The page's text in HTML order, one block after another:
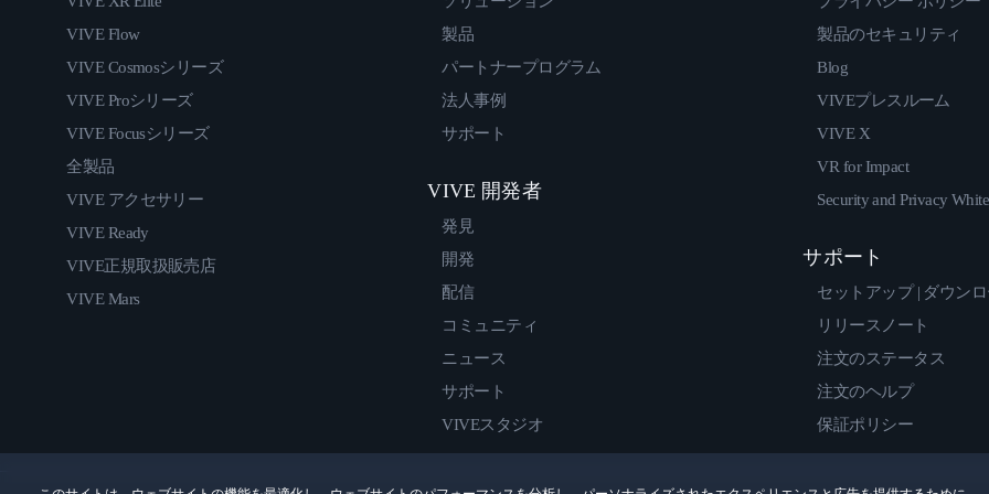
VIVE Flow
VIVE Cosmosシリーズ
VIVE Proシリーズ
VIVE Focusシリーズ
全製品
VIVE アクセサリー
VIVE Ready
VIVE正規取扱販売店
VIVE Mars
製品
パートナープログラム
法人事例
サポート
VIVE 開発者
発見
開発
配信
コミュニティ
ニュース
サポート
VIVEスタジオ
製品のセキュリティ
Blog
VIVEプレスルーム
VIVE X
VR for Impact
Security and Privacy
サポート
セットアップ | ダウン
リリースノート
注文のステータス
注文のヘルプ
保証ポリシー